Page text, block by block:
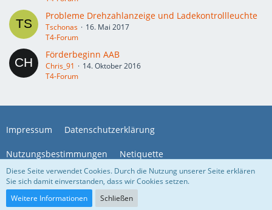
Probleme Drehzahlanzeige und Ladekontrollleuchte
Tschonas
16. Mai 2017
T4-Forum
Förderbeginn AAB
Chris_91
14. Oktober 2016
T4-Forum
Impressum Datenschutzerklärung
Nutzungsbestimmungen Netiquette
Community-Software:
Diese Seite verwendet Cookies. Durch die Nutzung unserer Seite erklären
Sie sich damit einverstanden, dass wir Cookies setzen.
Weitere Informationen
Schließen